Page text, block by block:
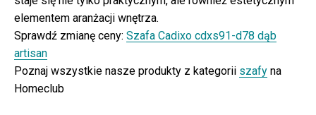
elementem aranżacji wnętrza.
Sprawdź zmianę ceny: Szafa Cadixo cdxs91-d78 dąb
artisan
Poznaj wszystkie nasze produkty z kategorii szafy na
Homeclub